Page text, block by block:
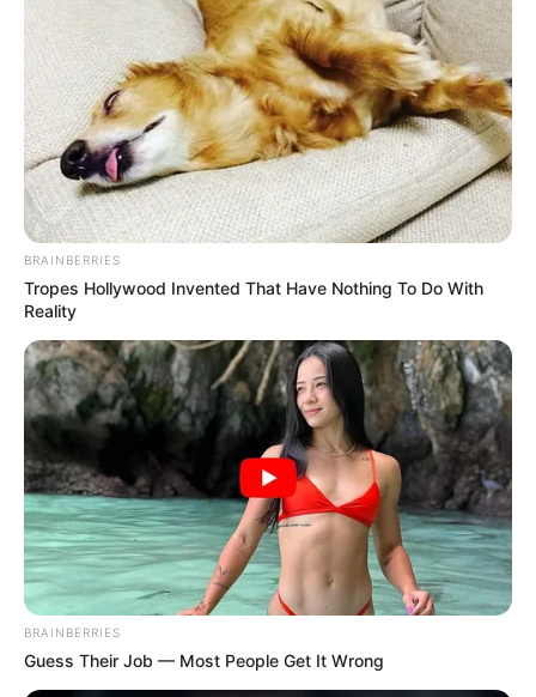
BRAINBERRIES
Tropes Hollywood Invented That Have Nothing To Do With
Reality
BRAINBERRIES
Guess Their Job — Most People Get It Wrong